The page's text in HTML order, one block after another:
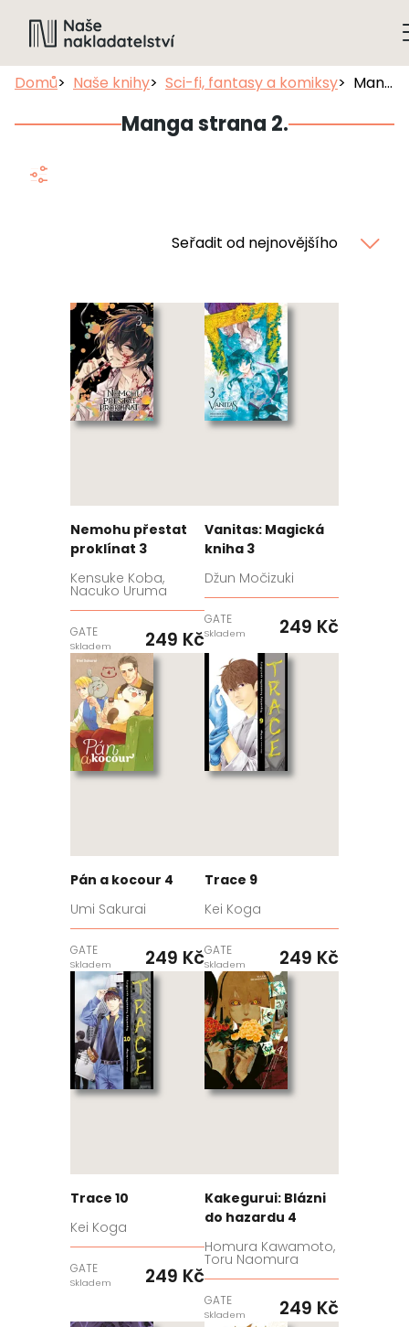
Domů Naše knihy Sci-fi, fantasy a komiksy Manga
Manga strana 2.
Seřadit od nejnovějšího
Nemohu přestat
proklínat 3
Kensuke Koba,
Nacuko Uruma
GATE
Skladem 249 Kč
Vanitas: Magická
kniha 3
Džun Močizuki
GATE
Skladem 249 Kč
Pán a kocour 4
Umi Sakurai
GATE
Skladem 249 Kč
Trace 9
Kei Koga
GATE
Skladem 249 Kč
Trace 10
Kei Koga
GATE
Skladem 249 Kč
Kakegurui: Blázni
do hazardu 4
Homura Kawamoto,
Toru Naomura
GATE
Skladem 249 Kč